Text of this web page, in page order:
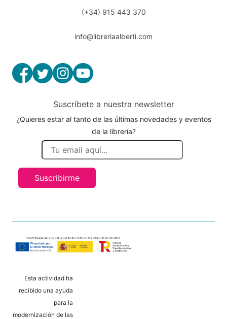
(+34) 915 443 370
info@libreriaalberti.com
Suscríbete a nuestra newsletter
¿Quieres estar al tanto de las últimas novedades y eventos
de la librería?
Suscribirme
Esta actividad ha
recibido una ayuda
para la
modernización de las